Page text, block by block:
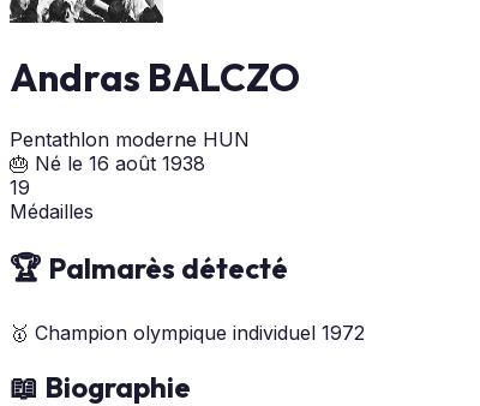
Andras BALCZO
Pentathlon moderne HUN
🎂 Né le 16 août 1938
19
Médailles
🏆 Palmarès détecté
🥇 Champion olympique individuel 1972
📖 Biographie